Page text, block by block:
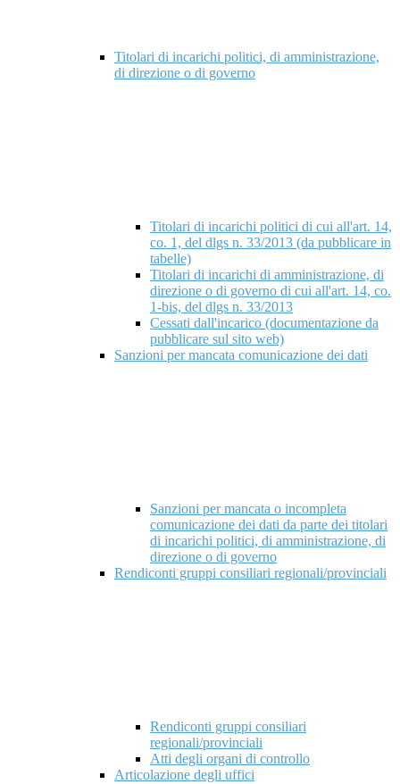
Titolari di incarichi politici, di amministrazione,
di direzione o di governo
Titolari di incarichi politici di cui all'art. 14,
co. 1, del dlgs n. 33/2013 (da pubblicare in
tabelle)
Titolari di incarichi di amministrazione, di
direzione o di governo di cui all'art. 14, co.
1-bis, del dlgs n. 33/2013
Cessati dall'incarico (documentazione da
pubblicare sul sito web)
Sanzioni per mancata comunicazione dei dati
Sanzioni per mancata o incompleta
comunicazione dei dati da parte dei titolari
di incarichi politici, di amministrazione, di
direzione o di governo
Rendiconti gruppi consiliari regionali/provinciali
Rendiconti gruppi consiliari
regionali/provinciali
Atti degli organi di controllo
Articolazione degli uffici